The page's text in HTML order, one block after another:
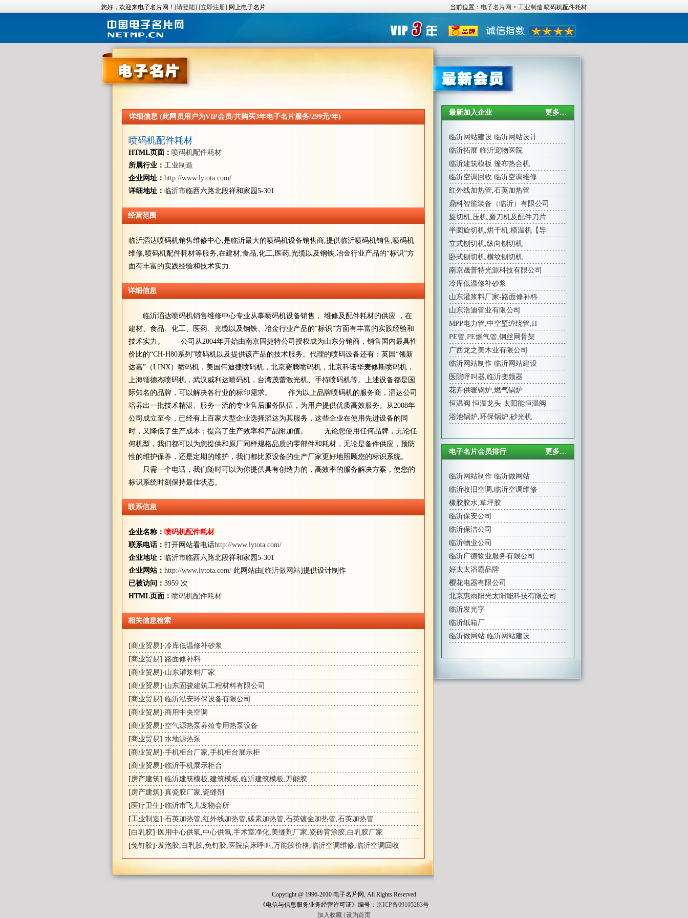
您好，欢迎来电子名片网！ [请登陆] [立即注册] 网上电子名片 当前位置： 电子名片网 > 工业制造 喷码机配件耗材
详细信息 (此网员用户为VIP会员/共购买3年电子名片服务/299元/年)
喷码机配件耗材
HTML页面： 喷码机配件耗材
所属行业： 工业制造
企业网址： http://www.lytota.com/
详细地址： 临沂市临西六路北段祥和家园5-301
经营范围
临沂滔达喷码机销售维修中心,是临沂最大的喷码机设备销售商,提供临沂喷码机销售,喷码机
维修,喷码机配件耗材等服务,在建材,食品,化工,医药,光缆以及钢铁,冶金行业产品的“标识”方
面有丰富的实践经验和技术实力.
详细信息
临沂滔达喷码机销售维修中心专业从事喷码机设备销售， 维修及配件耗材的供应 ，在
建材、食品、化工、医药、光缆以及钢铁、冶金行业产品的“标识”方面有丰富的实践经验和
技术实力。 公司从2004年开始由南京固捷特公司授权成为山东分销商，销售国内最具性
价比的“CH-H80系列”喷码机以及提供该产品的技术服务。代理的喷码设备还有：英国“领新
达嘉”（LINX）喷码机，美国伟迪捷喷码机，北京赛腾喷码机，北京科诺华麦修斯喷码机，
上海镭德杰喷码机，武汉威利达喷码机，台湾茂蕾激光机、手持喷码机等。上述设备都是国
际知名的品牌，可以解决各行业的标印需求。 作为以上品牌喷码机的服务商，滔达公司
培养出一批技术精湛、服务一流的专业售后服务队伍，为用户提供优质高效服务。从2008年
公司成立至今，已经有上百家大型企业选择滔达为其服务，这些企业在使用先进设备的同
时，又降低了生产成本；提高了生产效率和产品附加值。 无论您使用任何品牌，无论任
何机型，我们都可以为您提供和原厂同样规格品质的零部件和耗材，无论是备件供应，预防
性的维护保养，还是定期的维护，我们都比原设备的生产厂家更好地照顾您的标识系统。
只需一个电话，我们随时可以为你提供具有创造力的，高效率的服务解决方案，使您的
标识系统时刻保持最佳状态。
联系信息
企业名称： 喷码机配件耗材
联系电话： 打开网站看电话http://www.lytota.com/
企业地址： 临沂市临西六路北段祥和家园5-301
企业网站： http://www.lytota.com/ 此网站由[临沂做网站]提供设计制作
已被访问： 3959 次
HTML页面： 喷码机配件耗材
相关信息检索
[商业贸易]·冷库低温修补砂浆
[商业贸易]· 路面修补料
[商业贸易]· 山东灌浆料厂家
[商业贸易]· 山东固骏建筑工程材料有限公司
[商业贸易]·临沂泓安环保设备有限公司
[商业贸易]·商用中央空调
[商业贸易]· 空气源热泵养殖专用热泵设备
[商业贸易]·水地源热泵
[商业贸易]·手机柜台厂家,手机柜台展示柜
[商业贸易]·临沂手机展示柜台
[房产建筑]·临沂建筑模板 ,建筑模板 ,临沂建筑模板 ,万能胶
[房产建筑]·真瓷胶厂家,瓷缝剂
[ 医疗卫生]·临沂市飞儿宠物会所
[工业制造]·石英加热管,红外线加热管,碳素加热管,石英镀金加热管,石英加热管
[白乳胶]· 医用中心供氧,中心供氧,手术室净化,美缝剂厂家,瓷砖背涂胶,白乳胶厂家
[免钉胶]·发泡胶,白乳胶,免钉胶, 医院病床呼叫 ,万能胶价格,临沂空调维修,临沂空调回收
最新加入企业 更多…
临沂网站建设 临沂网站设计
临沂拓展 临沂宠物医院
临沂建筑模板 篷布热合机
临沂空调回收 临沂空调维修
红外线加热管,石英加热管
鼎科智能装备（临沂）有限公司
旋切机,压机,磨刀机及配件刀片
半圆旋切机,烘干机,模温机【导
立式刨切机,纵向刨切机
卧式刨切机,横纹刨切机
南京晟普特光源科技有限公司
冷库低温修补砂浆
山东灌浆料厂家-路面修补料
山东浩迪管业有限公司
MPP电力管,中空壁缠绕管,H
PE管,PE燃气管,钢丝网骨架
广西龙之美木业有限公司
临沂网站制作 临沂网站建设
医院呼叫器,临沂变频器
花卉供暖锅炉,燃气锅炉
恒温阀 恒温龙头 太阳能恒温阀
浴池锅炉,环保锅炉,砂光机
电子名片会员排行 更多…
临沂网站制作 临沂做网站
临沂收旧空调 ,临沂空调维修
橡胶胶水,草坪胶
临沂保安公司
临沂保洁公司
临沂物业公司
临沂广德物业服务有限公司
好太太浴霸品牌
樱花电器有限公司
北京惠雨阳光太阳能科技有限公司
临沂发光字
临沂纸箱厂
临沂做网站 临沂网站建设
Copyright @ 1996-2010 电子名片网, All Rights Reserved
《电信与信息服务业务经营许可证》编号： 京ICP备09105283号
加入收藏 设为首页